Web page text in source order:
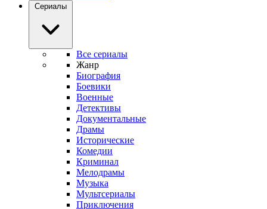
Сериалы
Все сериалы
Жанр
Биография
Боевики
Военные
Детективы
Документальные
Драмы
Исторические
Комедии
Криминал
Мелодрамы
Музыка
Мультсериалы
Приключения